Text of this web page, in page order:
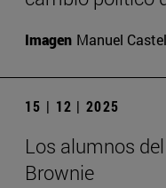
Imagen Manuel
15 | 12 | 2025
Los alumnos
Brownie